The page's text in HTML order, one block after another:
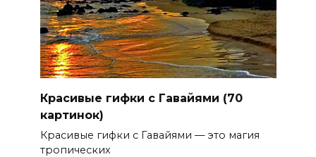
Красивые гифки с Гавайями (70
картинок)
Красивые гифки с Гавайями — это магия
тропических